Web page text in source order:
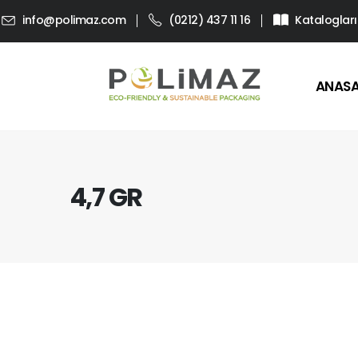
info@polimaz.com (0212) 437 11 16
4,7 GR